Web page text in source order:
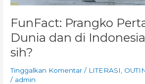
FunFact: Prangko
Dunia dan di
sih?
Tinggalkan Komentar / LITERASI
/ admin